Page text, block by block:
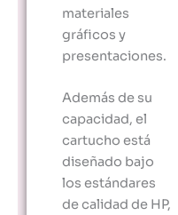
materiales
gráficos y
presentaciones.
Además de su
capacidad, el
cartucho está
diseñado bajo
los estándares
de calidad de HP,